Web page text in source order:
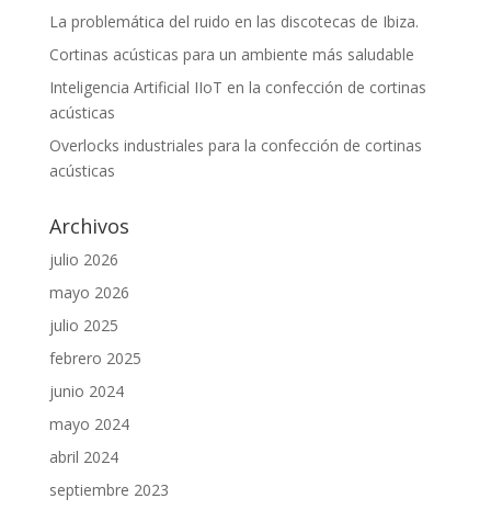
La problemática del ruido en las discotecas de Ibiza.
Cortinas acústicas para un ambiente más saludable
Inteligencia Artificial IIoT en la confección de cortinas
acústicas
Overlocks industriales para la confección de cortinas
acústicas
Archivos
julio 2026
mayo 2026
julio 2025
febrero 2025
junio 2024
mayo 2024
abril 2024
septiembre 2023